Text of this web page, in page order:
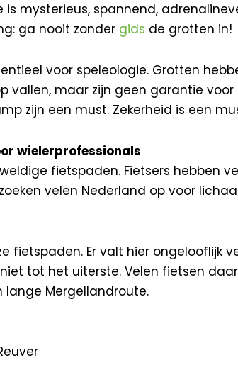
is mysterieus, spannend,
ga nooit zonder gids de grotten in!
voor speleologie. Grotten
vallen, maar zijn geen garantie voor
zijn een must. Zekerheid is een
wielerprofessionals
fietspaden. Fietsers hebben
velen Nederland op voor
fietspaden. Er valt hier
tot het uiterste. Velen fietsen
lange Mergellandroute.